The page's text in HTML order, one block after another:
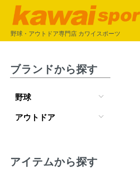
野球・アウトドア専門店 カワイスポーツ
ブランドから探す
野球
アウトドア
アイテムから探す